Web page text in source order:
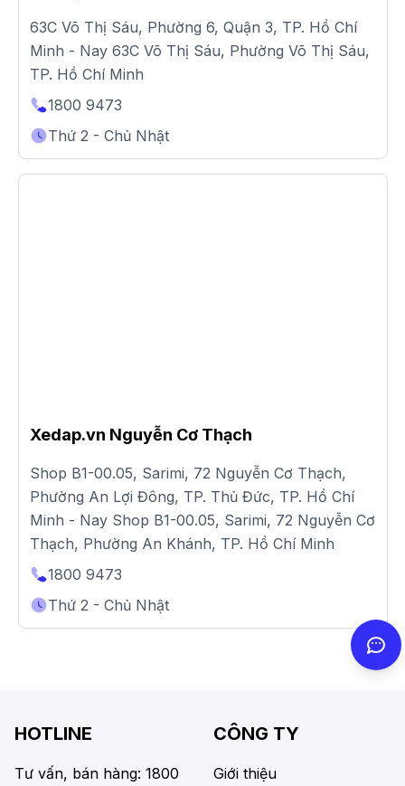
63C Võ Thị Sáu, Phường 6, Quận 3, TP. Hồ Chí
Minh - Nay 63C Võ Thị Sáu, Phường Võ Thị Sáu,
TP. Hồ Chí Minh
1800 9473
Thứ 2 - Chủ Nhật
Xedap.vn Nguyễn Cơ Thạch
Shop B1-00.05, Sarimi, 72 Nguyễn Cơ Thạch,
Phường An Lợi Đông, TP. Thủ Đức, TP. Hồ Chí
Minh - Nay Shop B1-00.05, Sarimi, 72 Nguyễn Cơ
Thạch, Phường An Khánh, TP. Hồ Chí Minh
1800 9473
Thứ 2 - Chủ Nhật
HOTLINE
Tư vấn, bán hàng: 1800
CÔNG TY
Giới thiệu